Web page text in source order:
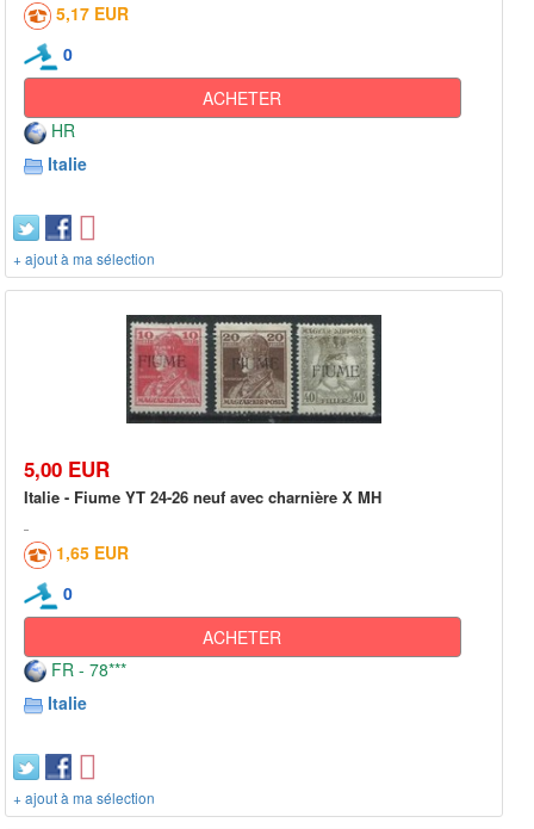
5,17 EUR
0
ACHETER
HR
Italie
+ ajout à ma sélection
5,00 EUR
Italie - Fiume YT 24-26 neuf avec charnière X MH
1,65 EUR
0
ACHETER
FR - 78***
Italie
+ ajout à ma sélection